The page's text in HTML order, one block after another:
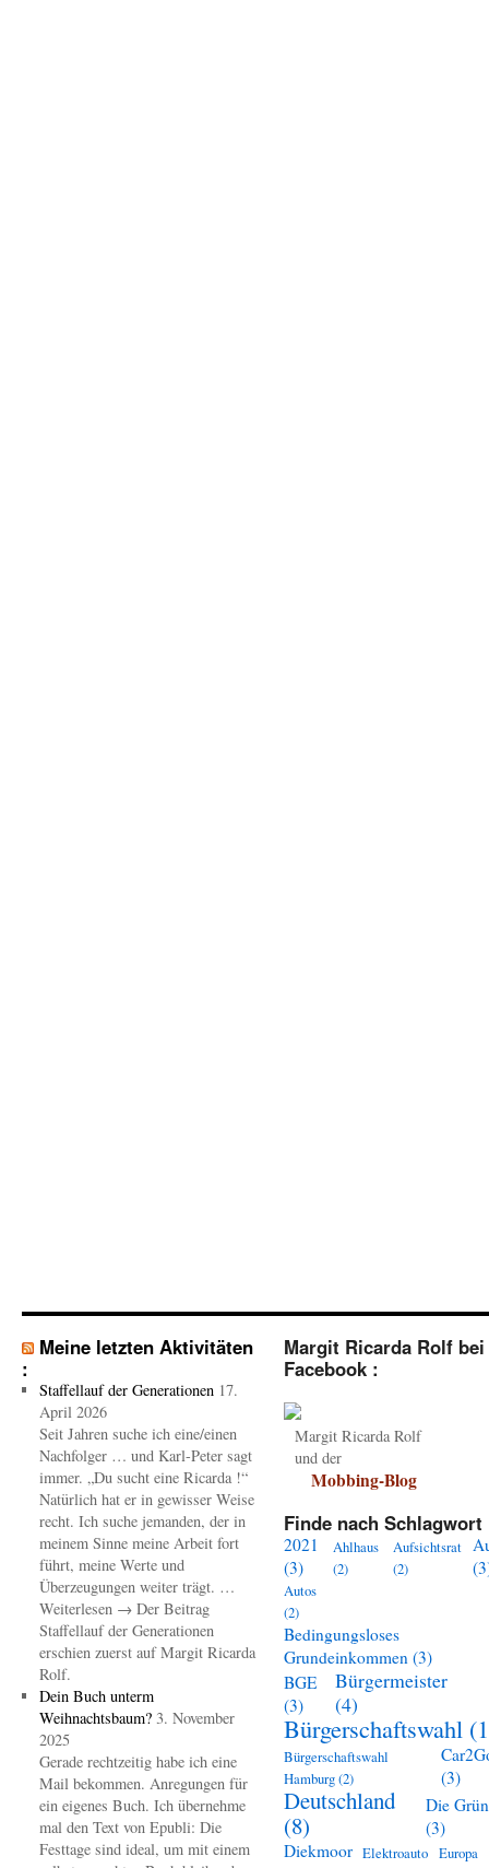
Meine letzten Aktivitäten
:
Staffellauf der Generationen 17.
April 2026
Seit Jahren suche ich eine/einen
Nachfolger … und Karl-Peter sagt
immer. „Du sucht eine Ricarda !“
Natürlich hat er in gewisser Weise
recht. Ich suche jemanden, der in
meinem Sinne meine Arbeit fort
führt, meine Werte und
Überzeugungen weiter trägt. …
Weiterlesen → Der Beitrag
Staffellauf der Generationen
erschien zuerst auf Margit Ricarda
Rolf.
Dein Buch unterm
Weihnachtsbaum? 3. November
2025
Gerade rechtzeitig habe ich eine
Mail bekommen. Anregungen für
ein eigenes Buch. Ich übernehme
mal den Text von Epubli: Die
Festtage sind ideal, um mit einem
Margit Ricarda Rolf bei
Facebook :
Margit Ricarda Rolf
und der
Mobbing-Blog
Finde nach Schlagwort
2021
(3)
Ahlhaus
(2)
Aufsichtsrat
(2)
Autos
(2)
Bedingungsloses
Grundeinkommen (3)
BGE
(3)
Bürgermeister
(4)
Bürgerschaftswahl
Bürgerschaftswahl
Hamburg(2)
(3)
Deutschland
(8)
Die
(3)
Diekmoor Elektroauto Europa